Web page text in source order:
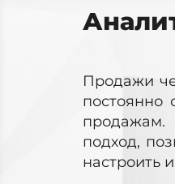
Продажи
постоянно
продажам.
подход,
настроить